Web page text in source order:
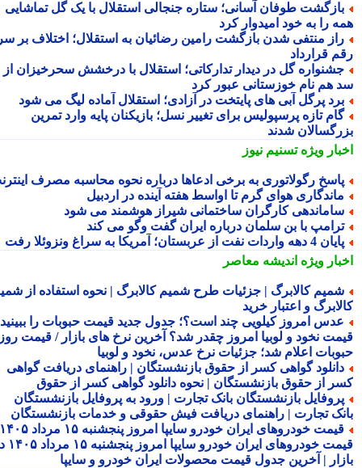
طوفان آسانی؛ ستاره جنجالی استقلال با یک گل تماشایی
را به خود امیدوار کرد
منتفی شدن بازگشت رامین رضائیان به استقلال؛ اختلاف بر سر
قرارداد
گل در دیدار تدارکاتی؛ استقلال با درخشش سحرخیزان از
هم نام خوزستانی عبور کرد
پرگل آبی های پایتخت در آزادی؛ استقلال آماده لیگ می شود
تازه پرسپولیس برای تغییر نسل؛ بازیکنان پایه وارد تمرین
شدند
ویژهتسنیم نیوز
رگولاتوری به برخی ادعاها درباره نحوه محاسبه مصرف اینترنت
هوای گرم تا اواسط هفته آینده در اردبیل
کارگران ساختمانی شیراز هوشمند می شود
با بن سلمان درباره ایران گفت وگو می کند
واردات نفت از عربستان؛ آمریکا به سراغ ونزوئلا رفت
ویژهاندیشه معاصر
کالابرگ | جزئیات طرح شمیم کالابرگ | نحوه استفاده از شمیم
و اعتبار خرید
امروز کیلویی چند است؟؛ جدول جدید قیمت حبوبات را ببینید /
نخود و لوبیا امروز چقدر شد؟ آخرین نرخ های بازار / قیمت روز
اعلام شد؛ جزئیات نرخ عدس، نخود و لوبیا
گواهی کسر از حقوق بازنشستگان | راهنمای دریافت گواهی
از حقوق بازنشستگان | نحوه دانلود گواهی کسر از حقوق
بازنشستگان بانک تجارت | ورود به پروفایل بازنشستگان
تجارت | راهنمای دریافت فیش حقوقی و خدمات بازنشستگان
قیمت خودروهای ایران خودرو سایپا امروز پنجشنبه ۱۵ مرداد ۱۴۰۵ |
قیمت خودروهای ایران خودرو سایپا امروز پنجشنبه ۱۵ مرداد ۱۴۰۵ در
| آخرین جدول قیمت محصولات ایران خودرو و سایپا